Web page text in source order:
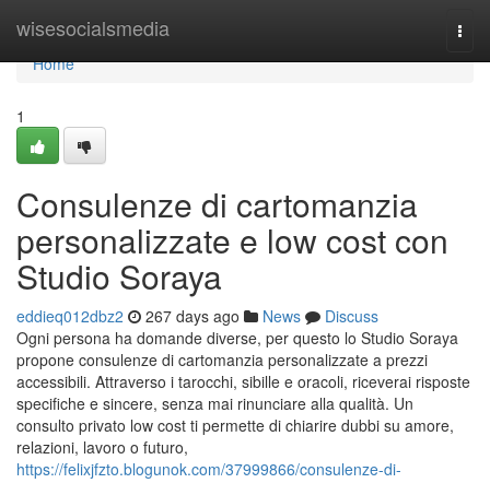
wisesocialsmedia
Home
Home
1
Consulenze di cartomanzia
personalizzate e low cost con
Studio Soraya
eddieq012dbz2 267 days ago News
Discuss
Ogni persona ha domande diverse, per questo lo Studio Soraya
propone consulenze di cartomanzia personalizzate a prezzi
accessibili. Attraverso i tarocchi, sibille e oracoli, riceverai risposte
specifiche e sincere, senza mai rinunciare alla qualità. Un
consulto privato low cost ti permette di chiarire dubbi su amore,
relazioni, lavoro o futuro,
https://felixjfzto.blogunok.com/37999866/consulenze-di-